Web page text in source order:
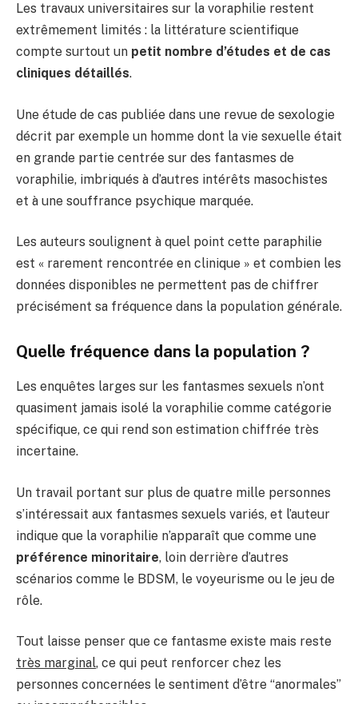
Les travaux universitaires sur la voraphilie restent
extrêmement limités : la littérature scientifique
compte surtout un petit nombre d’études et de cas
cliniques détaillés.
Une étude de cas publiée dans une revue de sexologie
décrit par exemple un homme dont la vie sexuelle était
en grande partie centrée sur des fantasmes de
voraphilie, imbriqués à d’autres intérêts masochistes
et à une souffrance psychique marquée.
Les auteurs soulignent à quel point cette paraphilie
est « rarement rencontrée en clinique » et combien les
données disponibles ne permettent pas de chiffrer
précisément sa fréquence dans la population générale.
Quelle fréquence dans la population ?
Les enquêtes larges sur les fantasmes sexuels n’ont
quasiment jamais isolé la voraphilie comme catégorie
spécifique, ce qui rend son estimation chiffrée très
incertaine.
Un travail portant sur plus de quatre mille personnes
s’intéressait aux fantasmes sexuels variés, et l’auteur
indique que la voraphilie n’apparaît que comme une
préférence minoritaire, loin derrière d’autres
scénarios comme le BDSM, le voyeurisme ou le jeu de
rôle.
Tout laisse penser que ce fantasme existe mais reste
très marginal, ce qui peut renforcer chez les
personnes concernées le sentiment d’être “anormales”